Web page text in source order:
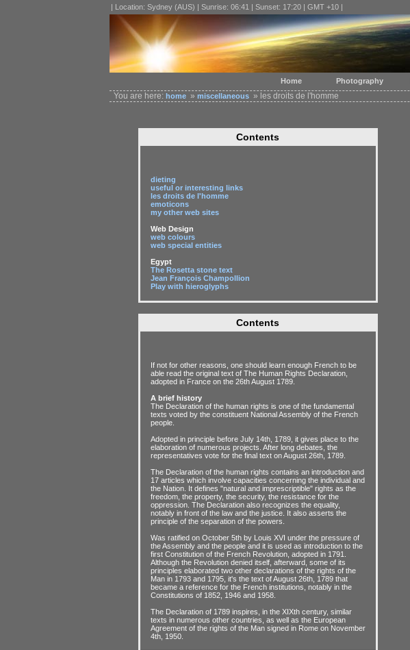
| Location: Sydney (AUS) | Sunrise: 06:41 | Sunset: 17:20 | GMT +10 |
You are here: home » miscellaneous » les droits de l'homme
Contents
dieting
useful or interesting links
les droits de l'homme
emoticons
my other web sites
Web Design
web colours
web special entities
Egypt
The Rosetta stone text
Jean François Champollion
Play with hieroglyphs
Contents
If not for other reasons, one should learn enough French to be
able read the original text of The Human Rights Declaration,
adopted in France on the 26th August 1789.
A brief history
The Declaration of the human rights is one of the fundamental
texts voted by the constituent National Assembly of the French
people.
Adopted in principle before July 14th, 1789, it gives place to the
elaboration of numerous projects. After long debates, the
representatives vote for the final text on August 26th, 1789.
The Declaration of the human rights contains an introduction and
17 articles which involve capacities concerning the individual and
the Nation. It defines "natural and imprescriptible" rights as the
freedom, the property, the security, the resistance for the
oppression. The Declaration also recognizes the equality,
notably in front of the law and the justice. It also asserts the
principle of the separation of the powers.
Was ratified on October 5th by Louis XVI under the pressure of
the Assembly and the people and it is used as introduction to the
first Constitution of the French Revolution, adopted in 1791.
Although the Revolution denied itself, afterward, some of its
principles elaborated two other declarations of the rights of the
Man in 1793 and 1795, it's the text of August 26th, 1789 that
became a reference for the French institutions, notably in the
Constitutions of 1852, 1946 and 1958.
The Declaration of 1789 inspires, in the XIXth century, similar
texts in numerous other countries, as well as the European
Agreement of the rights of the Man signed in Rome on November
4th, 1950.
Home Photography